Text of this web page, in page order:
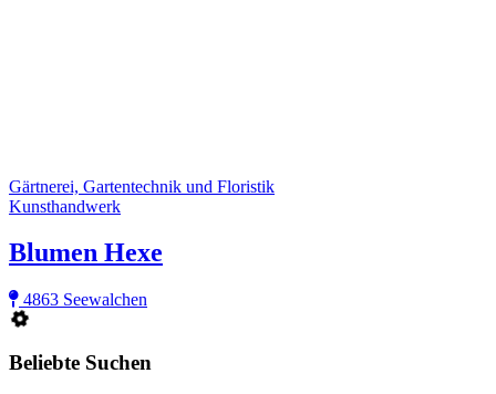
Gärtnerei, Gartentechnik und Floristik
Kunsthandwerk
Blumen Hexe
4863 Seewalchen
Beliebte Suchen